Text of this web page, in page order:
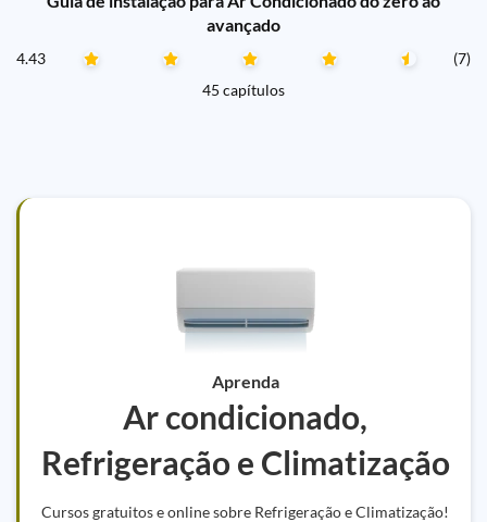
avançado
4.43
(7)
45 capítulos
Aprenda
Ar condicionado,
Refrigeração e Climatização
Cursos gratuitos e online sobre Refrigeração e Climatização!